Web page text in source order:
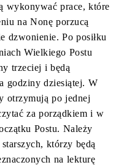
wykonywać prace, które
na Nonę porzucą
dzwonienie. Po posiłku
Wielkiego Postu
trzeciej i będą
godziny dziesiątej. W
otrzymują po jednej
za porządkiem i w
Postu. Należy
którzy będą
na lekturę